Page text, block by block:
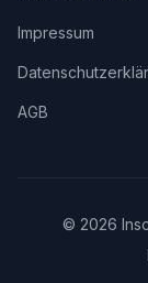
Impressum
AGB
© 2026